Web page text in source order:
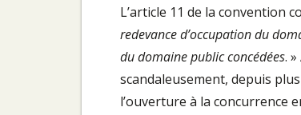
L’article 11 de la convention
redevance d’occupation du
du domaine public concédées.
scandaleusement, depuis
l’ouverture à la concurrence